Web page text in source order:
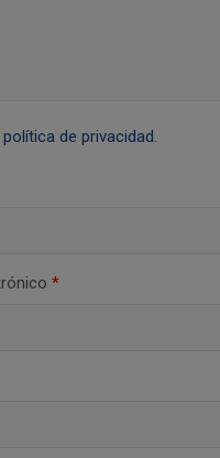
política de privacidad.
*